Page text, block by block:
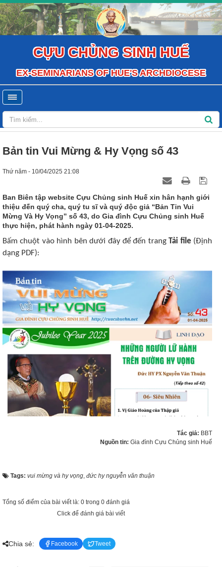
CỰU CHỦNG SINH HUẾ
EX-SEMINARIANS OF HUE'S ARCHDIOCESE
Bản tin Vui Mừng & Hy Vọng số 43
Thứ năm - 10/04/2025 21:08
Ban Biên tập website Cựu Chủng sinh Huế xin hân hạnh giới
thiệu đến quý cha, quý tu sĩ và quý độc giả “Bản Tin Vui
Mừng Và Hy Vọng” số 43, do Gia đình Cựu Chủng sinh Huế
thực hiện, phát hành ngày 01-04-2025.
Bấm chuột vào hình bên dưới đây để đến trangTải file (Định
dạng PDF):
Tác giả: BBT
Nguồn tin: Gia đình Cựu Chủng sinh Huế
Tags: vui mừng và hy vọng, đức hy nguyễn văn thuận
Tổng số điểm của bài viết là: 0 trong 0 đánh giá
Click để đánh giá bài viết
Chia sẻ: Facebook Tweet